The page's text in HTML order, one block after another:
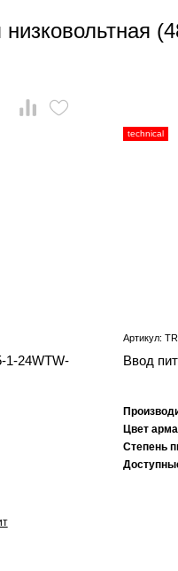
1-24WTW-
technical
Артикул:
Ввод
Цвет
Степень